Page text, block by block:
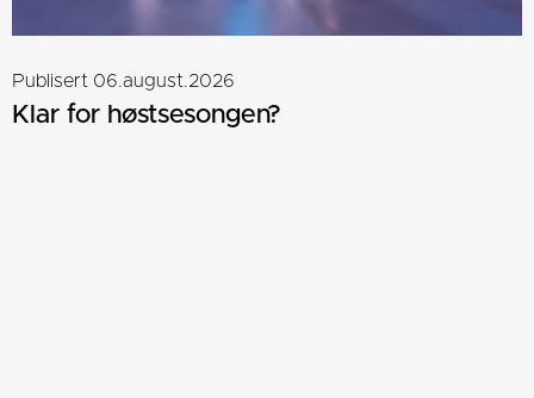
Publisert 06.august.2026
Klar for høstsesongen?